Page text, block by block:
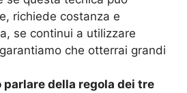
richiede costanza e
se continui a utilizzare
che otterrai grandi
della regola dei tre